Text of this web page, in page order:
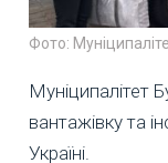
Фото:
Муніципалітет
вантажівку та
Україні.